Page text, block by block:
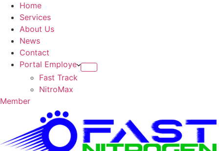
Home
Services
About Us
News
Contact
Portal Employe
Fast Track
NitroMax
Member